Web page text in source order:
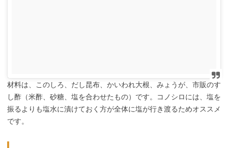
材料は、このしろ、だし昆布、かいわれ大根、みょうが、市販のす
し酢（米酢、砂糖、塩を合わせたもの）です。コノシロには、塩を
振るよりも塩水に漬けておく方が全体に塩が行き渡るためオススメ
です。